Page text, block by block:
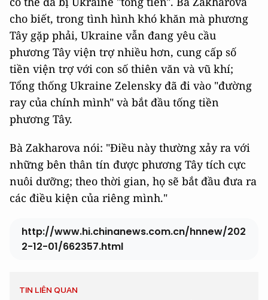
cho biết, trong tình hình khó khăn mà phương
Tây gặp phải, Ukraine vẫn đang yêu cầu
phương Tây viện trợ nhiều hơn, cung cấp số
tiền viện trợ với con số thiên văn và vũ khí;
Tổng thống Ukraine Zelensky đã đi vào "đường
ray của chính mình" và bắt đầu tống tiền
phương Tây.
Bà Zakharova nói: "Điều này thường xảy ra với
những bên thân tín được phương Tây tích cực
nuôi dưỡng; theo thời gian, họ sẽ bắt đầu đưa ra
các điều kiện của riêng mình."
http://www.hi.chinanews.com.cn/hnnew/202
2-12-01/662357.html
TIN LIÊN QUAN